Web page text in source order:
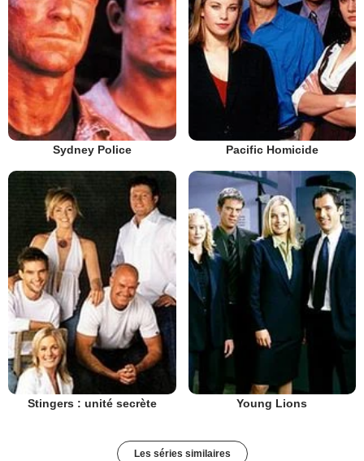
Sydney Police Pacific Homicide
Stingers : unité secrète Young Lions
Les séries similaires